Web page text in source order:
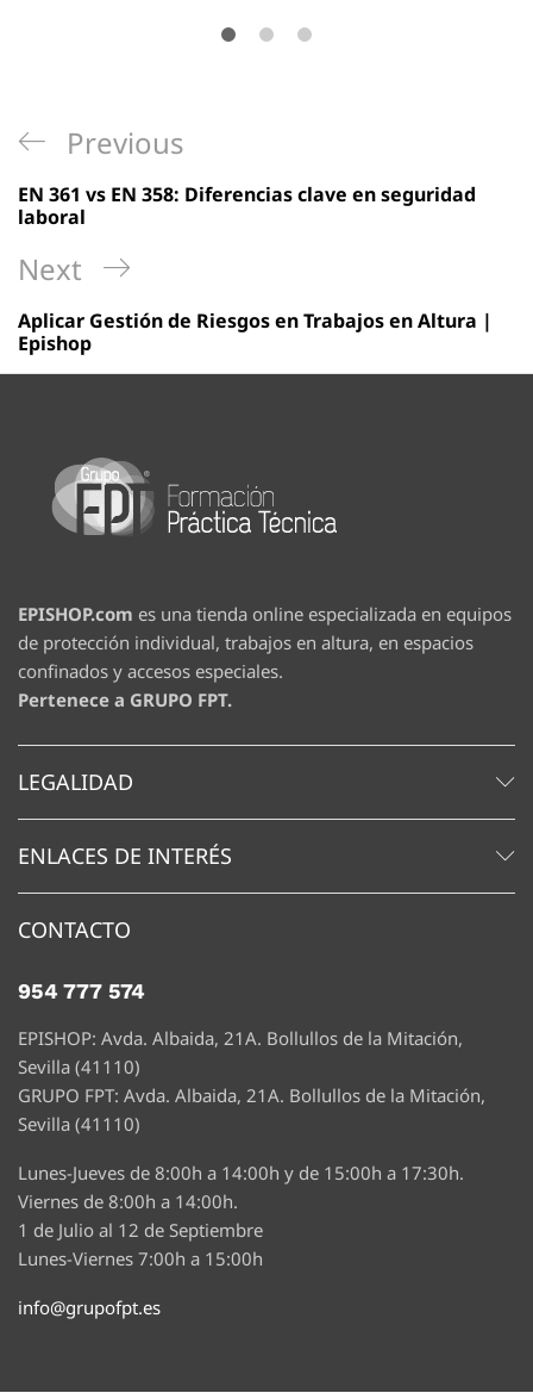
Navegación
de
entradas
Previous
Post
Previous
EN 361 vs EN 358: Diferencias clave en seguridad
laboral
Next
Post
Next
Aplicar Gestión de Riesgos en Trabajos en Altura |
Epishop
EPISHOP.com es una tienda online especializada en equipos
de protección individual, trabajos en altura, en espacios
confinados y accesos especiales.
Pertenece a GRUPO FPT.
LEGALIDAD
ENLACES DE INTERÉS
CONTACTO
954 777 574
EPISHOP: Avda. Albaida, 21A. Bollullos de la Mitación,
Sevilla (41110)
GRUPO FPT: Avda. Albaida, 21A. Bollullos de la Mitación,
Sevilla (41110)
Lunes-Jueves de 8:00h a 14:00h y de 15:00h a 17:30h.
Viernes de 8:00h a 14:00h.
1 de Julio al 12 de Septiembre
Lunes-Viernes 7:00h a 15:00h
info@grupofpt.es